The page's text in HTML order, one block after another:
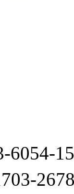
6054-